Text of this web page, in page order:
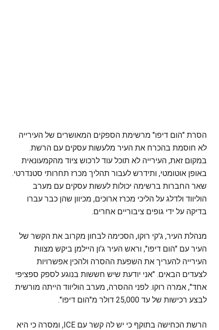
הסרת "הום דיפו" מרשימת הספקים המאושרים של העירייה
לא חוסמת בהכרח את העיר מלעשות עסקים עם הרשת.
במקום זאת, העירייה לא תוכל עוד לרכוש ציוד מהקמעונאית
באופן אוטומטי, ותידרש לעבור תהליך מכרז תחרותי סטנדרטי.
שאר החברות ברשימה יכולות לעשות עסקים עם מערב
הוליווד ולדלג על הליכי מכרז ארוכים, מכיוון שהן כבר עברו
בדיקה על ידי גופים ציבוריים אחרים.
מנהלת העיר, ג'קי רוקו, הסכימה לבחון מקרוב את הקשר של
העיר עם "הום דיפו", וראש העיר ג'ון היילמן ביקש מצוות
העירייה להעריך את השפעת ההסרה ולהכין אפשרויות
לצעדים הבאים. "אני יודעת שיש חששות בנוגע לספק ספציפי
אחד", אמרה רוקו. לפני ההסרה, מערב הוליווד הייתה מורשית
לבצע רכישות של עד 25,000 דולר מ"הום דיפו".
הרשת הכחישה בתוקף כי יש לה קשר עם ICE, ומסרה כי היא